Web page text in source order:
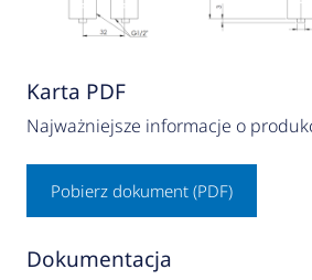
Karta PDF
Najważniejsze informacje o
Pobierz dokument (PDF)
Dokumentacja